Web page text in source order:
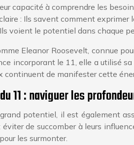
capacité à comprendre les
: Ils savent comment
voient le potentiel dans chaque
Eleanor Roosevelt, connue
incorporant le 11, elle a utilisé
continuent de manifester cette
11 : naviguer les
potentiel, il est également
de succomber à leurs
les surmonter.